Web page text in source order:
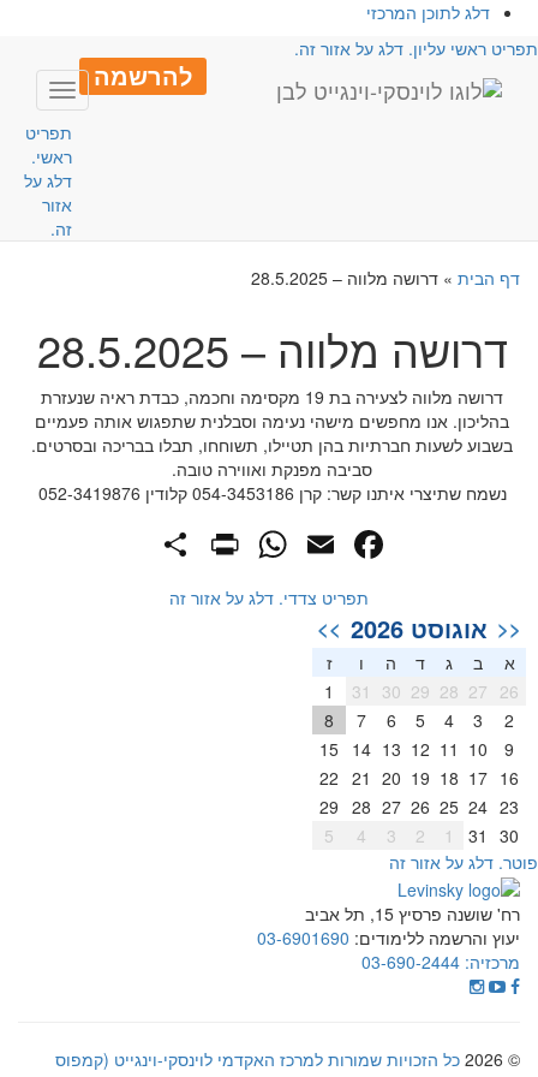
דלג לתוכן המרכזי
ראשי עליון. דלג על אזור זה.
להרשמה
Toggle
תפריט
ראשי.
דלג על
אזור
זה.
דף הבית» דרושה מלווה – 28.5.2025
דרושה מלווה – 28.5.2025
דרושה מלווה לצעירה בת 19 מקסימה וחכמה, כבדת ראיה שנעזרת
בהליכון. אנו מחפשים מישהי נעימה וסבלנית שתפגוש אותה פעמיים
בשבוע לשעות חברתיות בהן תטיילו, תשוחחו, תבלו בבריכה ובסרטים.
סביבה מפנקת ואווירה טובה.
נשמח שתיצרי איתנו קשר: קרן 054-3453186 קלודין 052-3419876
Facebook
Email
WhatsApp
תפריט צדדי. דלג על אזור זה
<< אוגוסט 2026 >>
א ב ג ד ה
ז
26
27
28
29
30
31
2
3
4
5
6
7
8
9
10
11
12
13
14
15
16
17
18
19
20
21
22
23
24
25
26
27
28
29
30
31
2
3
4
5
דלג על אזור זה
רח' שושנה פרסיץ 15, תל אביב
יעוץ והרשמה ללימודים: 03-6901690
מרכזיה: 03-690-2444
© 2026
כל הזכויות שמורות למרכז האקדמי לוינסקי-וינגייט (קמפוס